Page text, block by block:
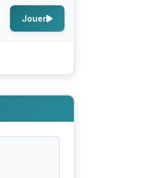
Jouer